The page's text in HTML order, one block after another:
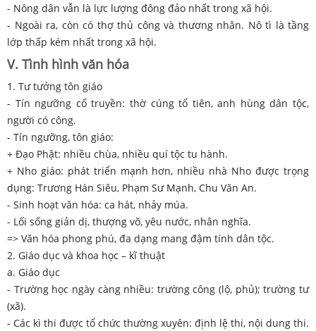
- Nông dân vẫn là lực lượng đông đảo nhất trong xã hội.
- Ngoài ra, còn có thợ thủ công và thương nhân. Nô tì là tầng
lớp thấp kém nhất trong xã hội.
V. Tình hình văn hóa
1. Tư tưởng tôn giáo
- Tín ngưỡng cổ truyền: thờ cúng tổ tiên, anh hùng dân tộc,
người có công.
- Tín ngưỡng, tôn giáo:
+ Đạo Phật: nhiều chùa, nhiều quí tộc tu hành.
+ Nho giáo: phát triển mạnh hơn, nhiều nhà Nho được trọng
dụng: Trương Hán Siêu, Phạm Sư Mạnh, Chu Văn An.
- Sinh hoạt văn hóa: ca hát, nhảy múa.
- Lối sống giản dị, thượng võ, yêu nước, nhân nghĩa.
=> Văn hóa phong phú, đa dạng mang đậm tính dân tộc.
2. Giáo dục và khoa học – kĩ thuật
a. Giáo dục
- Trường học ngày càng nhiều: trường công (lộ, phủ); trường tư
(xã).
- Các kì thi được tổ chức thường xuyên: định lệ thi, nội dung thi.